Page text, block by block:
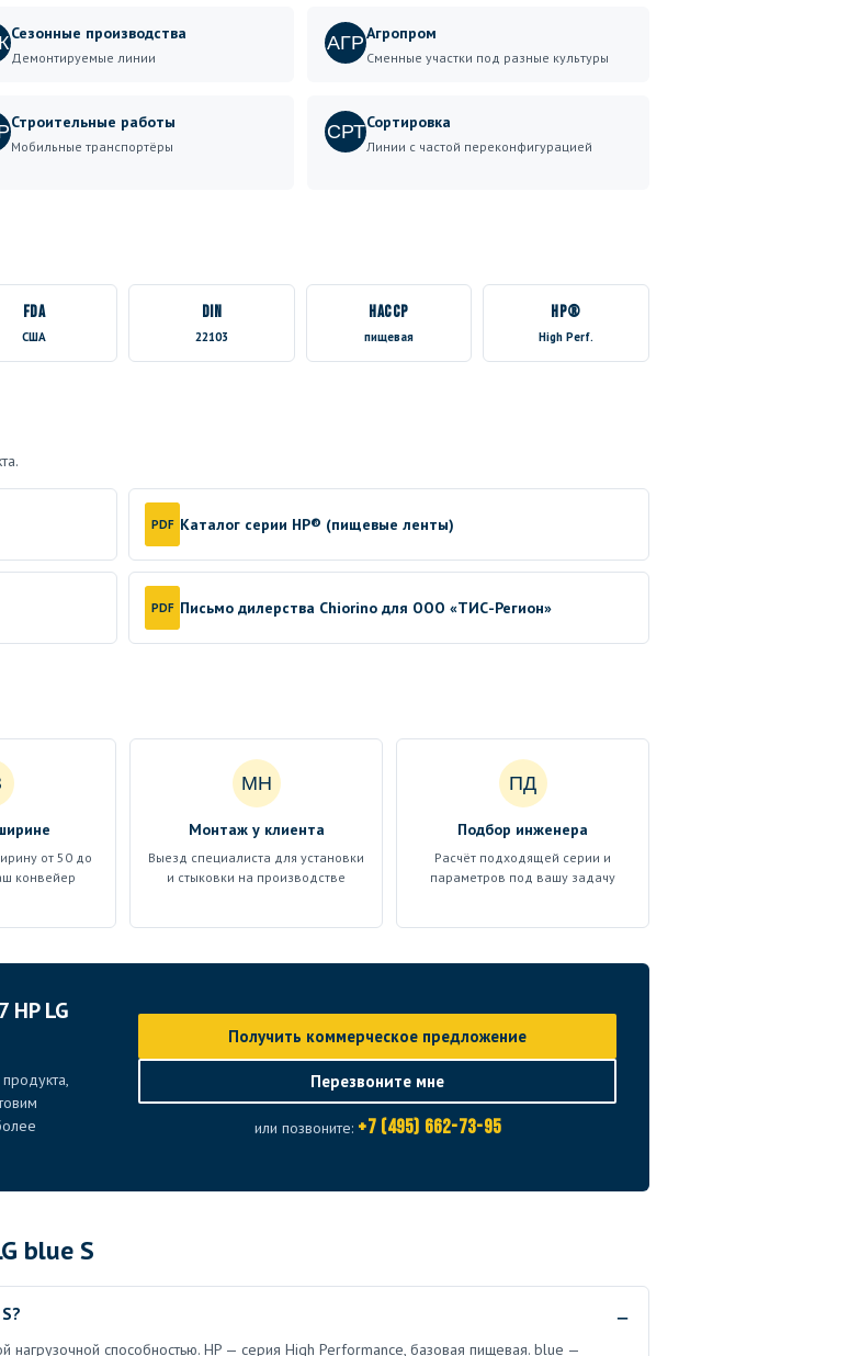
Сезонные производства
Демонтируемые линии
АГРАгропром
Сменные участки под разные культуры
Строительные работы
Мобильные транспортёры
СРТСортировка
Линии с частой переконфигурацией
FDA
США
DIN
22103
HACCP
пищевая
HP®
High Perf.
PDF Каталог серии HP® (пищевые ленты)
PDF Письмо дилерства Chiorino для ООО «ТИС-Регион»
от 50 до
конвейер
МН
Монтаж у клиента
Выезд специалиста для установки
и стыковки на производстве
ПД
Подбор инженера
Расчёт подходящей серии и
параметров под вашу задачу
HP LG
Получить коммерческое предложение
Перезвоните мне
или позвоните: +7 (495) 662-73-95
blue S
нагрузочной способностью. HP — серия High Performance, базовая пищевая. blue —